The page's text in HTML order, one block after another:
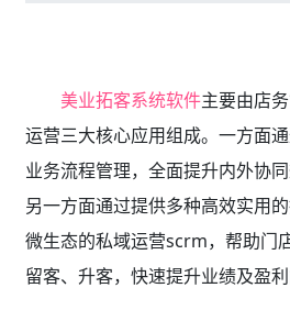
美业拓客系统软件主要由店
运营三大核心应用组成。一方面
业务流程管理，全面提升内外协
另一方面通过提供多种高效实用
微生态的私域运营scrm，帮助门
留客、升客，快速提升业绩及盈利